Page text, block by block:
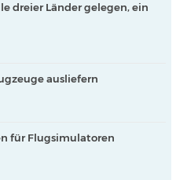
dreier Länder gelegen, ein
ausliefern
für Flugsimulatoren